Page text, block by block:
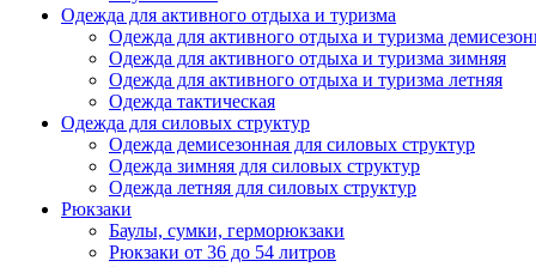
Одежда для активного отдыха и туризма
Одежда для активного отдыха и туризма
Одежда для активного отдыха и туризма зимняя
Одежда для активного отдыха и туризма летняя
Одежда тактическая
Одежда для силовых структур
Одежда демисезонная для силовых структур
Одежда зимняя для силовых структур
Одежда летняя для силовых структур
Рюкзаки
Баулы, сумки, герморюкзаки
Рюкзаки от 36 до 54 литров